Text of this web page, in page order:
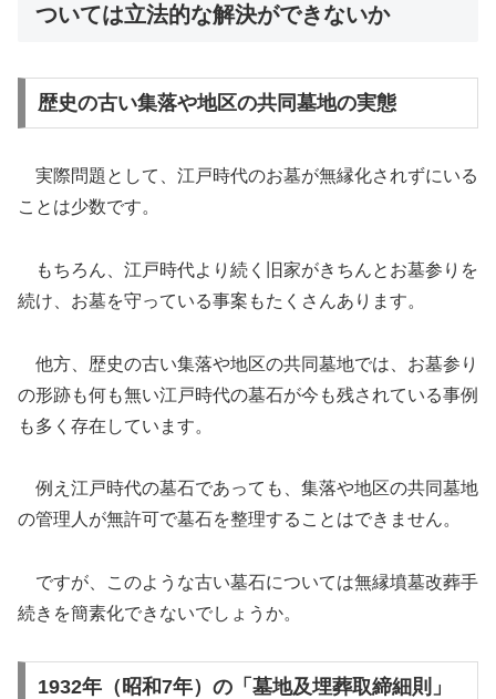
ついては立法的な解決ができないか
歴史の古い集落や地区の共同墓地の実態
実際問題として、江戸時代のお墓が無縁化されずにいる
ことは少数です。
もちろん、江戸時代より続く旧家がきちんとお墓参りを
続け、お墓を守っている事案もたくさんあります。
他方、歴史の古い集落や地区の共同墓地では、お墓参り
の形跡も何も無い江戸時代の墓石が今も残されている事例
も多く存在しています。
例え江戸時代の墓石であっても、集落や地区の共同墓地
の管理人が無許可で墓石を整理することはできません。
ですが、このような古い墓石については無縁墳墓改葬手
続きを簡素化できないでしょうか。
1932年（昭和7年）の「墓地及埋葬取締細則」